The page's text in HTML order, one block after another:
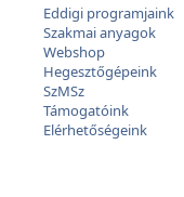
Eddigi programjaink
Szakmai anyagok
Webshop
Hegesztőgépeink
SzMSz
Támogatóink
Elérhetőségeink